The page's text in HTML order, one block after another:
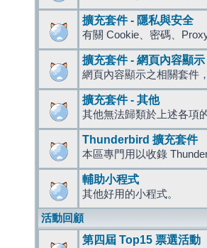
擴充套件 - 隱私與安全
有關 Cookie、密碼、
擴充套件 - 網頁內容顯示
網頁內容顯示之相關套件
擴充套件 - 其他
其他無法歸類於上述各項
Thunderbird 擴充套件
本區專門用以收錄
輔助小程式
其他好用的小程式。
活動回顧
第四屆 Top15 票選活動